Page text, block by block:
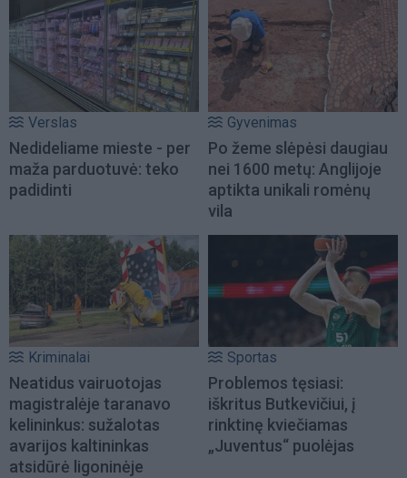
Verslas
Nedideliame mieste - per
maža parduotuvė: teko
padidinti
Gyvenimas
Po žeme slėpėsi daugiau
nei 1600 metų: Anglijoje
aptikta unikali romėnų
vila
Kriminalai
Neatidus vairuotojas
magistralėje taranavo
kelininkus: sužalotas
avarijos kaltininkas
atsidūrė ligoninėje
Sportas
Problemos tęsiasi:
iškritus Butkevičiui, į
rinktinę kviečiamas
„Juventus“ puolėjas